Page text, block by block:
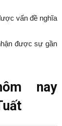
vấn đề nghĩa
được sự gần
nay